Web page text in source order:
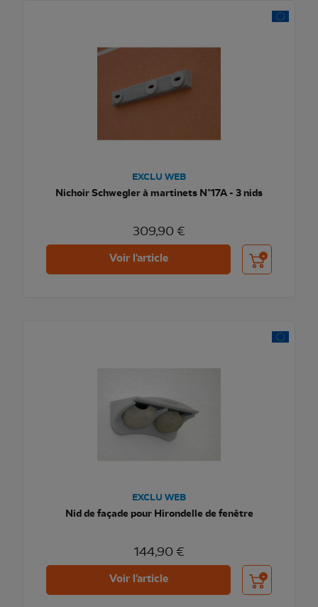
EXCLU WEB
Nichoir Schwegler à martinets N°17A - 3 nids
309,90 €
Voir l'article Ajouter au
EXCLU WEB
Nid de façade pour Hirondelle de fenêtre
144,90 €
Voir l'article Ajouter au